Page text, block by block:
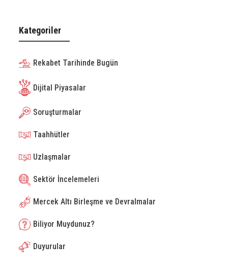
Kategoriler
Rekabet Tarihinde Bugün
Dijital Piyasalar
Soruşturmalar
Taahhütler
Uzlaşmalar
Sektör İncelemeleri
Mercek Altı Birleşme ve Devralmalar
Biliyor Muydunuz?
Duyurular